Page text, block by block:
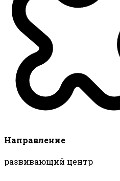
Направление
развивающий центр